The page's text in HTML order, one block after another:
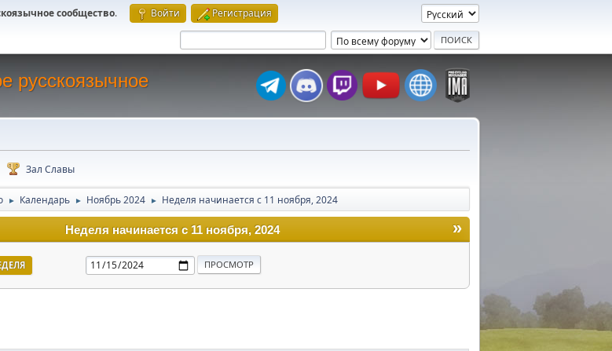
сообщество. Войти Регистрация
русскоязычное
Зал Славы
► Календарь ► Ноябрь 2024 ► Неделя начинается с 11 ноября, 2024
»
Неделя начинается с 11 ноября, 2024